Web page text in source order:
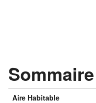
Sommaire
Aire Habitable